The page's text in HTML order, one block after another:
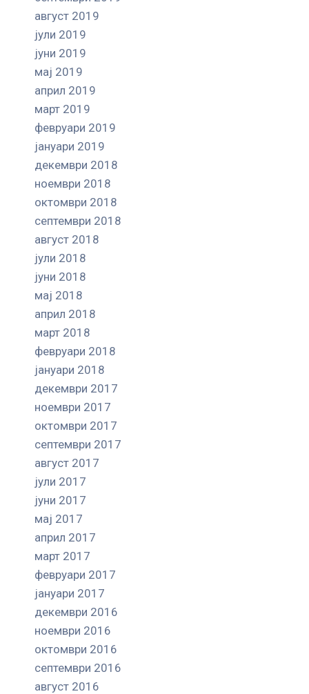
август 2019
јули 2019
јуни 2019
мај 2019
април 2019
март 2019
февруари 2019
јануари 2019
декември 2018
ноември 2018
октомври 2018
септември 2018
август 2018
јули 2018
јуни 2018
мај 2018
април 2018
март 2018
февруари 2018
јануари 2018
декември 2017
ноември 2017
октомври 2017
септември 2017
август 2017
јули 2017
јуни 2017
мај 2017
април 2017
март 2017
февруари 2017
јануари 2017
декември 2016
ноември 2016
октомври 2016
септември 2016
август 2016